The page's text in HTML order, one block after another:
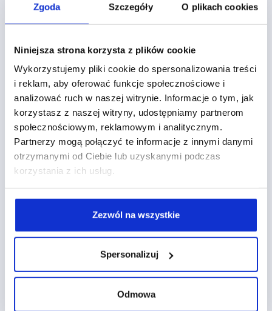
Zgoda Szczegóły O plikach cookies
Niniejsza strona korzysta z plików cookie
Wykorzystujemy pliki cookie do spersonalizowania treści
i reklam, aby oferować funkcje społecznościowe i
analizować ruch w naszej witrynie. Informacje o tym, jak
korzystasz z naszej witryny, udostępniamy partnerom
społecznościowym, reklamowym i analitycznym.
Partnerzy mogą połączyć te informacje z innymi danymi
otrzymanymi od Ciebie lub uzyskanymi podczas
korzystania z ich usług.
Zezwól na wszystkie
Spersonalizuj
Odmowa
Do zakończenia tworzenia reklamy video
wystarczyłoby już w zasadzie uzupełnić tylko pole
Tekst, ale zdecydowanie rekomenduję tutaj dodanie
jeszcze adresu URL z adekwatnym CTA (pole
Wezwanie do działania) oraz nagłówka i opisu linku.
Dzięki temu przy okazji wyświetleń filmu, zbudujemy
także ruch na stronie docelowej.